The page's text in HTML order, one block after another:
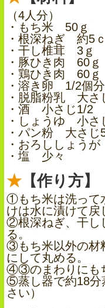
（4人分）
・もち米 50ｇ
・根深ねぎ 約5
・干し椎茸 3ｇ
・豚ひき肉 60
・鶏ひき肉 60
・溶き卵 1/2個
・脱脂粉乳 大
・酒 小さじ1/2
・しょうゆ 小
・パン粉 大さ
・おろししょう
・塩 少々
【作り方】
①もち米は洗って
けは水に漬けて戻
②根深ねぎ、干し
る。
③もち米以外の材
にして丸める。
④③のまわりにも
⑤蒸し器で約18分
さい）